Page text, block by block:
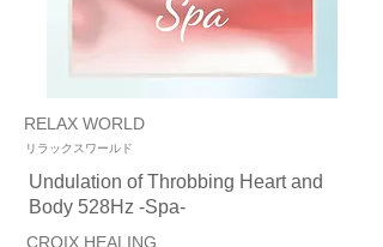
RELAX WORLD
リラックスワールド
Undulation of Throbbing Heart and
Body 528Hz -Spa-
CROIX HEALING